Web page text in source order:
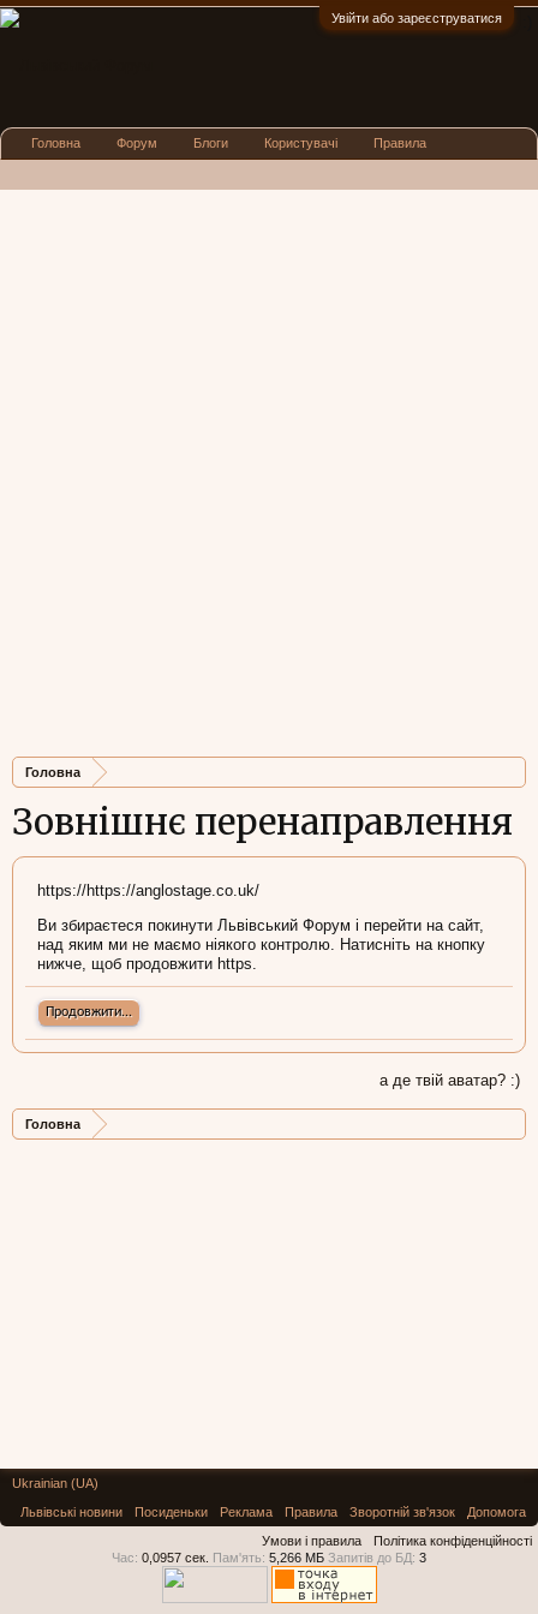
Увійти або зареєструватися
Головна
Зовнішнє перенаправлення
https://https://anglostage.co.uk/
Ви збираєтеся покинути Львівський Форум і перейти на сайт,
над яким ми не маємо ніякого контролю. Натисніть на кнопку
нижче, щоб продовжити https.
Продовжити...
а де твій аватар? :)
Головна
Головна Форум Блоги Користувачі Правила
Ukrainian (UA)
Львівські новини
Посиденьки Реклама Правила Зворотній зв'язок
Допомога
Умови і правила
Політика конфіденційності
Час: 0,0957 сек. Пам'ять: 5,266 МБ Запитів до БД: 3